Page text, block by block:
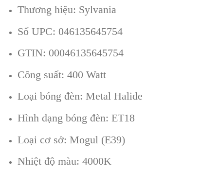
Thương hiệu: Sylvania
Số UPC: 046135645754
GTIN: 00046135645754
Công suất: 400 Watt
Loại bóng đèn: Metal Halide
Hình dạng bóng đèn: ET18
Loại cơ sở: Mogul (E39)
Nhiệt độ màu: 4000K